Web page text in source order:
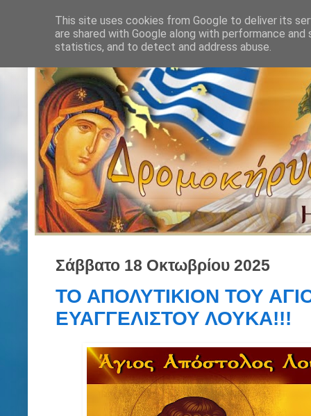
Σάββατο 18 Οκτωβρίου 2025
ΤΟ ΑΠΟΛΥΤΙΚΙΟΝ ΤΟΥ
ΕΥΑΓΓΕΛΙΣΤΟΥ ΛΟΥΚΑ!!!
This site uses cookies from Google to deliver its
are shared with Google along with performance
statistics, and to detect and address abuse.